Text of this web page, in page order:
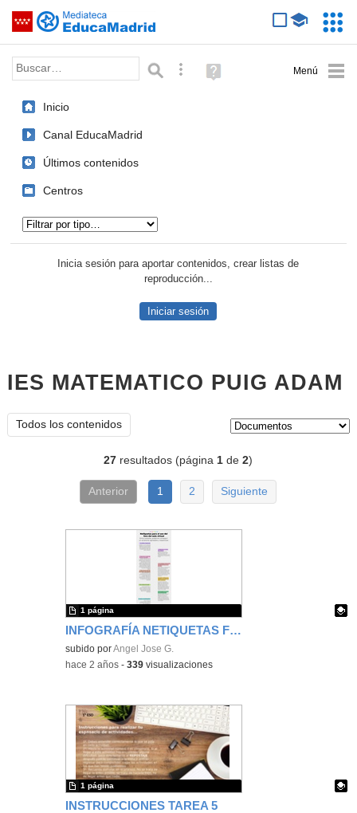
Saltar navegación
Palabra o frase: Búsqueda avanzada
Ayuda
(en
Inicio
Canal EducaMadrid
Últimos contenidos
Centros
Inicia sesión para aportar contenidos, crear listas de
reproducción...
Iniciar sesión
IES MATEMATICO PUIG ADAM
Todos los contenidos
27 resultados (página1 de2)
Anterior 1 2 Siguiente
INFOGRAFÍA NETIQUETAS FORO AULA VIRTUAL
Contenido educativo.
subido porAngel Jose G.
1 página
-hace 2 años -339 visualizaciones
INSTRUCCIONES TAREA 5
1 página